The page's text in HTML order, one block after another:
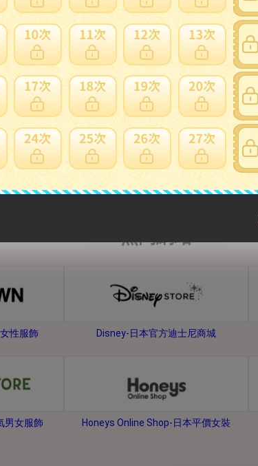
發放「$10 Letao Dollar」至會員帳戶中。
動，若要參加APP加碼活動，可掃瞄QRcode下載APP。
內衣、睡衣 鞋子、靴子
熱門網站
性服飾 Disney-日本官方迪士尼商城
男女服飾 Honeys Online Shop-日本平價女裝